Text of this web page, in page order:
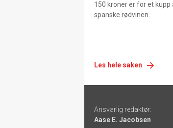
150 kroner er for et kupp
spanske rødvinen.
Les hele saken
-
Ansvarlig redaktør:
Aase E. Jacobsen